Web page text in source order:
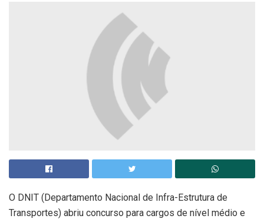
O DNIT (Departamento Nacional de Infra-Estrutura de
Transportes) abriu concurso para cargos de nível médio e